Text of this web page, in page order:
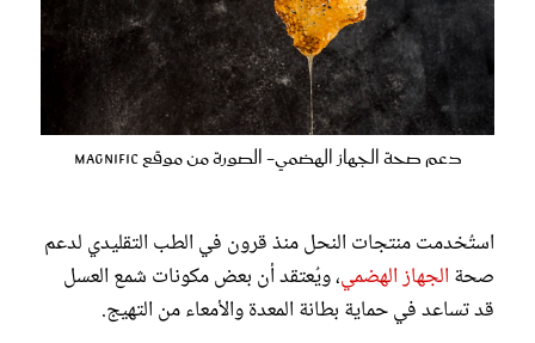
دعم صحة الجهاز الهضمي- الصورة من موقع Magnific
استُخدمت منتجات النحل منذ قرون في الطب التقليدي لدعم
صحة الجهاز الهضمي، ويُعتقد أن بعض مكونات شمع العسل
قد تساعد في حماية بطانة المعدة والأمعاء من التهيج.